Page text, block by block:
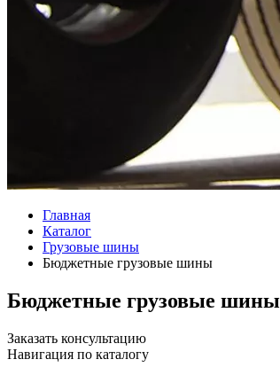
Главная
Каталог
Грузовые шины
Бюджетные грузовые шины
Бюджетные грузовые шины
Заказать консультацию
Навигация по каталогу